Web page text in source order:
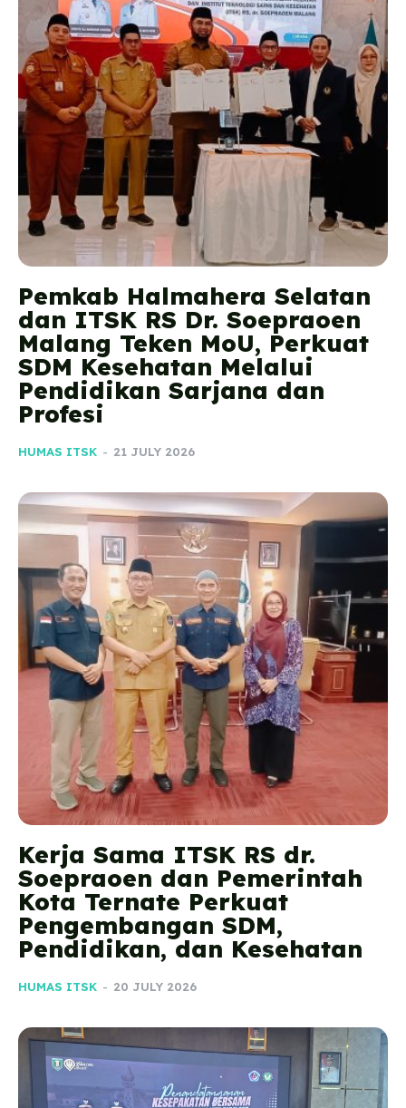
Pemkab Halmahera Selatan
dan ITSK RS Dr. Soepraoen
Malang Teken MoU, Perkuat
SDM Kesehatan Melalui
Pendidikan Sarjana dan
Profesi
HUMAS ITSK - 21 JULY 2026
Kerja Sama ITSK RS dr.
Soepraoen dan Pemerintah
Kota Ternate Perkuat
Pengembangan SDM,
Pendidikan, dan Kesehatan
HUMAS ITSK - 20 JULY 2026